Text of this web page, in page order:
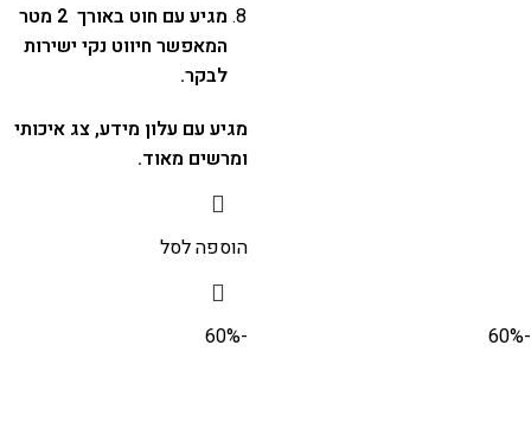
מגיע עם חוט באורך 2 מטר
המאפשר חיווט נקי ישירות
לבקר.
מגיע עם עלון מידע, צג איכותי
ומרשים מאוד.
הוספה לסל
-60%
-60%